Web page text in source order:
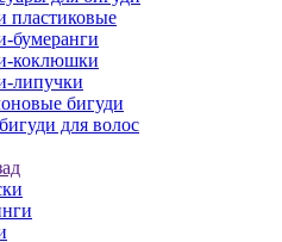
пластиковые
бумеранги
коклюшки
липучки
бигуди
для волос